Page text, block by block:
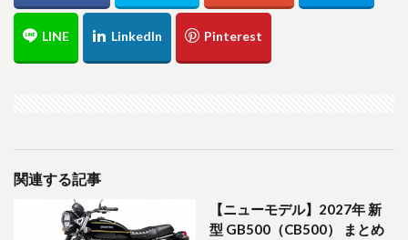
関連する記事
【ニューモデル】2027年 新
型 GB500（CB500） まとめ